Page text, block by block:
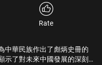
Rate
中華民族作出了彪炳史冊的
示了對未來中國發展的深刻